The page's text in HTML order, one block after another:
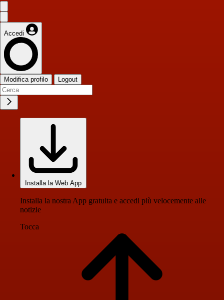
Accedi
Modifica profilo Logout
Installa la Web App
Installa la nostra App gratuita e accedi più velocemente alle
notizie
Tocca